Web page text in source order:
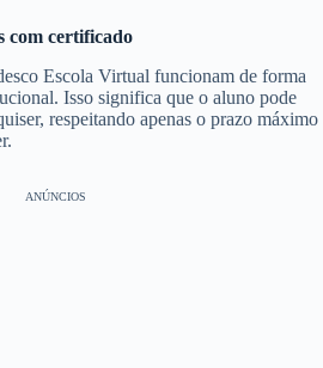
com certificado
Escola Virtual funcionam de forma
Isso significa que o aluno pode
respeitando apenas o prazo máximo
ANÚNCIOS